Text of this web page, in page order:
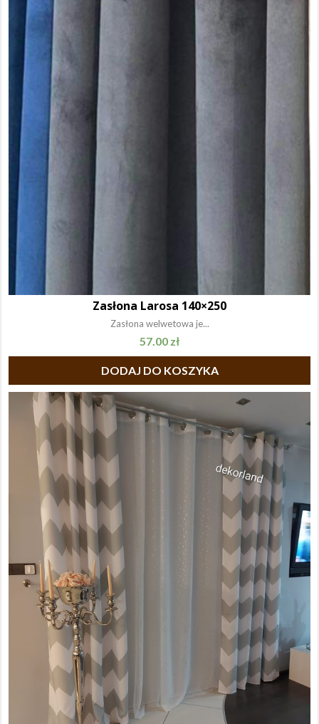
Zasłona Larosa 140×250
Zasłona welwetowa je...
57.00 zł
DODAJ DO KOSZYKA